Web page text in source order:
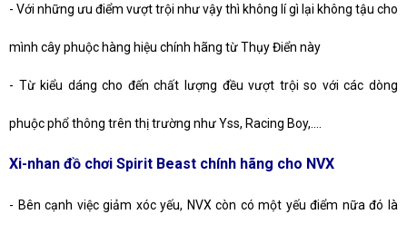
- Với những ưu điểm vượt trội như vậy thì không lí gì lại không tậu cho
mình cây phuộc hàng hiệu chính hãng từ Thụy Điển này
- Từ kiểu dáng cho đến chất lượng đều vượt trội so với các dòng
phuộc phổ thông trên thị trường như Yss, Racing Boy,….
Xi-nhan đồ chơi Spirit Beast chính hãng cho NVX
- Bên cạnh việc giảm xóc yếu, NVX còn có một yếu điểm nữa đó là